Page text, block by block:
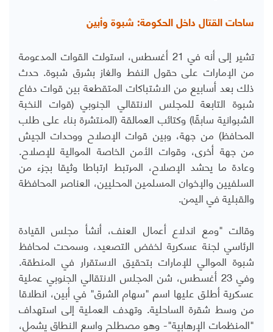
ساحات القتال داخل الحكومة: شبوة وأبين
تشير إلى أنه في 21 أغسطس، استولت القوات المدعومة
من الإمارات على حقول النفط والغاز بشرق شبوة. حدث
ذلك بعد أسابيع من الاشتباكات المتقطعة بين قوات دفاع
شبوة التابعة للمجلس الانتقالي الجنوبي (قوات النخبة
الشبوانية سابقًا) وكتائب العمالقة (المنتشرة بناء على طلب
المحافظ) من جهة، وبين قوات الإصلاح ووحدات الجيش
من جهة أخرى، وقوات الأمن الخاصة الموالية للإصلاح.
وعادة ما يحشد الإصلاح، المرتبط ارتباطا وثيقا بجزء من
السلفيين والإخوان المسلمين المحليين، العناصر المحافظة
والقبلية في اليمن.
وقالت "ومع اندلاع أعمال العنف، أنشأ مجلس القيادة
الرئاسي لجنة عسكرية لخفض التصعيد، وسمحت لمحافظ
شبوة الموالي للإمارات بتحقيق الاستقرار في المنطقة.
وفي 23 أغسطس، شن المجلس الانتقالي الجنوبي عملية
عسكرية أطلق عليها اسم "سهام الشرق" في أبين، انطلاقا
من وسط شقرة الساحلية. وتهدف العملية إلى استهداف
"المنظمات الإرهابية"- وهو مصطلح واسع النطاق يشمل،